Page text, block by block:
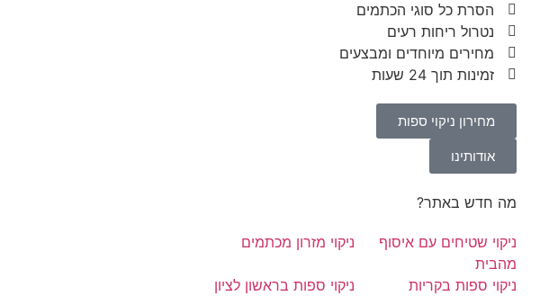
הסרת כל סוגי הכתמים
נטרול ריחות רעים
מחירים מיוחדים ומבצעים
זמינות תוך 24 שעות
מחירון ניקוי ספות
אודותינו
מה חדש באתר?
ניקוי שטיחים עם איסוף
מהבית
ניקוי מזרון מכתמים
ניקוי ספות בקריות
ניקוי ספות בראשון לציון